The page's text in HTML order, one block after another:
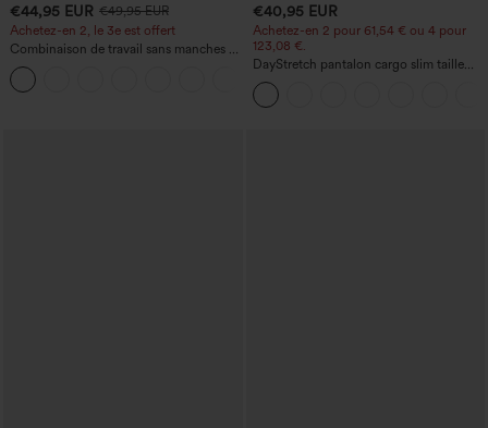
€44,95 EUR €49,95 EUR
Achetez-en 2, le 3e est offert
Combinaison de travail sans manches à
encolure bateau, côtés noués, toucher
frais, rayée, avec poches — Édition Easy
Peezy
€40,95 EUR
Achetez-en 2 pour 61,54 € ou 4 pour
123,08 €.
DayStretch pantalon cargo slim taille
haute, poches zippées, uni